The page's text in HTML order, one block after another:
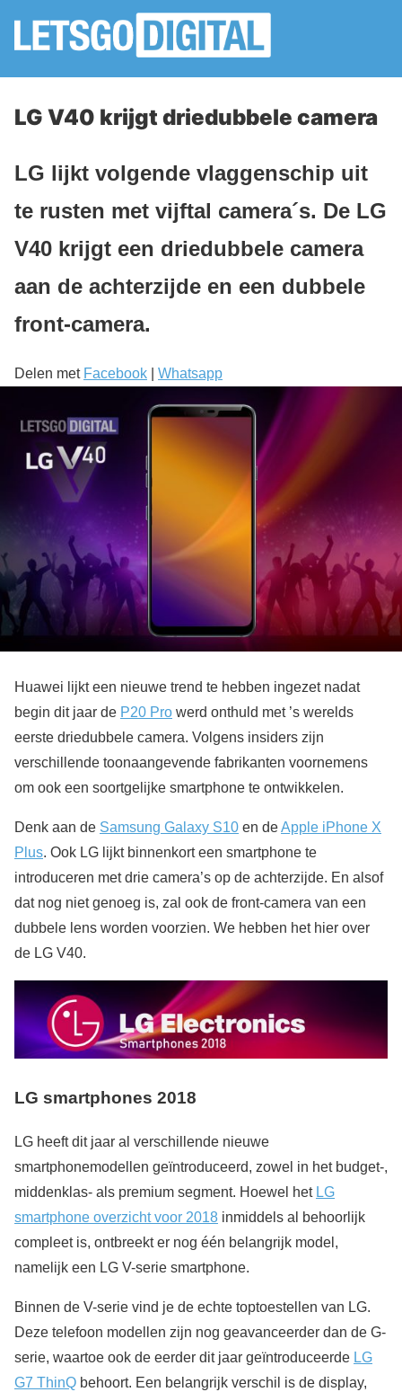
LG V40 krijgt driedubbele camera
LG lijkt volgende vlaggenschip uit
te rusten met vijftal camera´s. De LG
V40 krijgt een driedubbele camera
aan de achterzijde en een dubbele
front-camera.
Delen met Facebook Whatsapp
Huawei lijkt een nieuwe trend te hebben ingezet nadat
begin dit jaar de P20 Pro werd onthuld met ’s werelds
eerste driedubbele camera. Volgens insiders zijn
verschillende toonaangevende fabrikanten voornemens
om ook een soortgelijke smartphone te ontwikkelen.
Denk aan de Samsung Galaxy S10 en deApple iPhone X
Plus. Ook LG lijkt binnenkort een smartphone te
introduceren met drie camera’s op de achterzijde. En alsof
dat nog niet genoeg is, zal ook de front-camera van een
dubbele lens worden voorzien. We hebben het hier over
de LG V40.
LG smartphones 2018
LG heeft dit jaar al verschillende nieuwe
smartphonemodellen geïntroduceerd, zowel in het budget-,
middenklas- als premium segment. Hoewel het LG
smartphone overzicht voor 2018 inmiddels al behoorlijk
compleet is, ontbreekt er nog één belangrijk model,
namelijk een LG V-serie smartphone.
Binnen de V-serie vind je de echte toptoestellen van LG.
Deze telefoon modellen zijn nog geavanceerder dan de G-
serie, waartoe ook de eerder dit jaar geïntroduceerde LG
G7 ThinQ behoort. Een belangrijk verschil is de display,